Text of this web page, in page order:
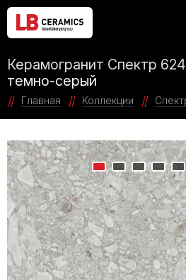
Керамогранит Спектр
темно-серый
Главная Коллекции